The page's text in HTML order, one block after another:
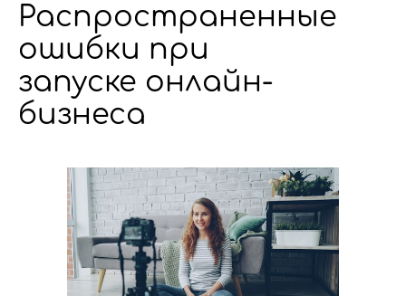
Распространенные
ошибки при
запуске онлайн-
бизнеса